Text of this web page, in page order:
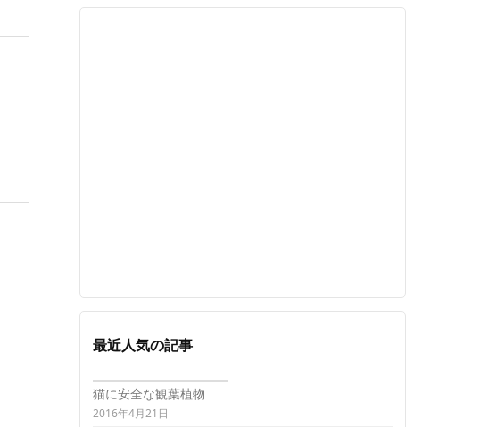
最近人気の記事
猫に安全な観葉植物
2016年4月21日